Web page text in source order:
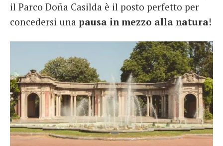
il Parco Doña Casilda è il posto perfetto per
concedersi una pausa in mezzo alla natura!